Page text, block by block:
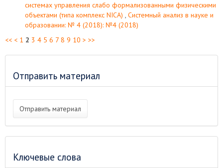
системах управления слабо формализованными физическими
объектами (типа комплекс NICA) , Системный анализ в науке и
образовании: № 4 (2018): №4 (2018)
<< < 1 2 3 4 5 6 7 8 9 10 > >>
Отправить материал
Отправить материал
Ключевые слова